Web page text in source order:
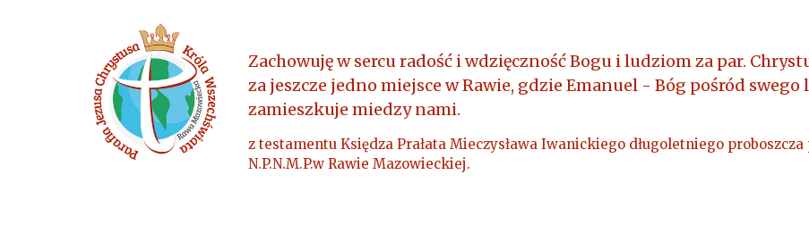
Parafia Jezusa Chrystusa Króla Wszechświata – Rawa
Zachowuję w sercu radość i wdzięczność Bogu i ludziom za par.
za jeszcze jedno miejsce w Rawie, gdzie Emanuel - Bóg pośród swego
zamieszkuje miedzy nami.
z testamentu Księdza Prałata Mieczysława Iwanickiego długoletniego
N.P.N.M.P.w Rawie Mazowieckiej.